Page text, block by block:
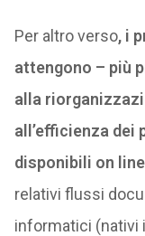
Per altro verso, i
attengono – più
alla
all’efficienza dei
disponibili on
relativi flussi
informatici (nativi